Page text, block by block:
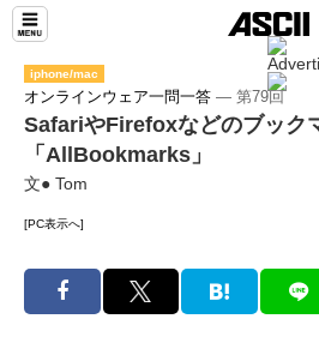
iphone/mac
オンラインウェア一問一答 ― 第79回
SafariやFirefoxなどのブック
「AllBookmarks」
文● Tom
[PC表示へ]